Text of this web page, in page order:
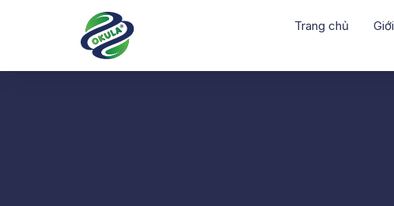
Trang chủ